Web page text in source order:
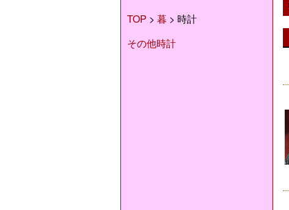
TOP > 暮 > 時計
その他時計